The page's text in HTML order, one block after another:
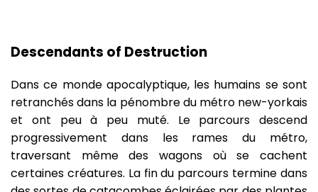
Descendants of Destruction
Dans ce monde apocalyptique, les humains se sont
retranchés dans la pénombre du métro new-yorkais
et ont peu à peu muté. Le parcours descend
progressivement dans les rames du métro,
traversant même des wagons où se cachent
certaines créatures. La fin du parcours termine dans